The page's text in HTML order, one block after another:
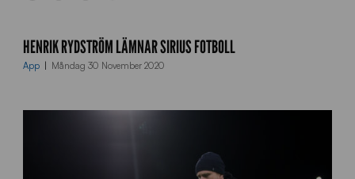
HENRIK RYDSTRÖM LÄMNAR SIRIUS FOTBOLL
App Måndag 30 November 2020